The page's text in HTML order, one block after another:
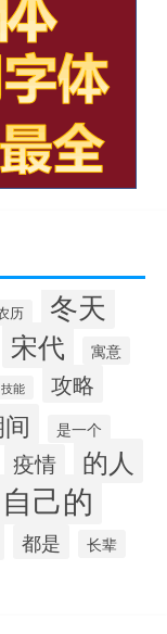
历 冬天
宋代 寓意
技能 攻略
是一个
疫情 的人
自己的
都是 长辈